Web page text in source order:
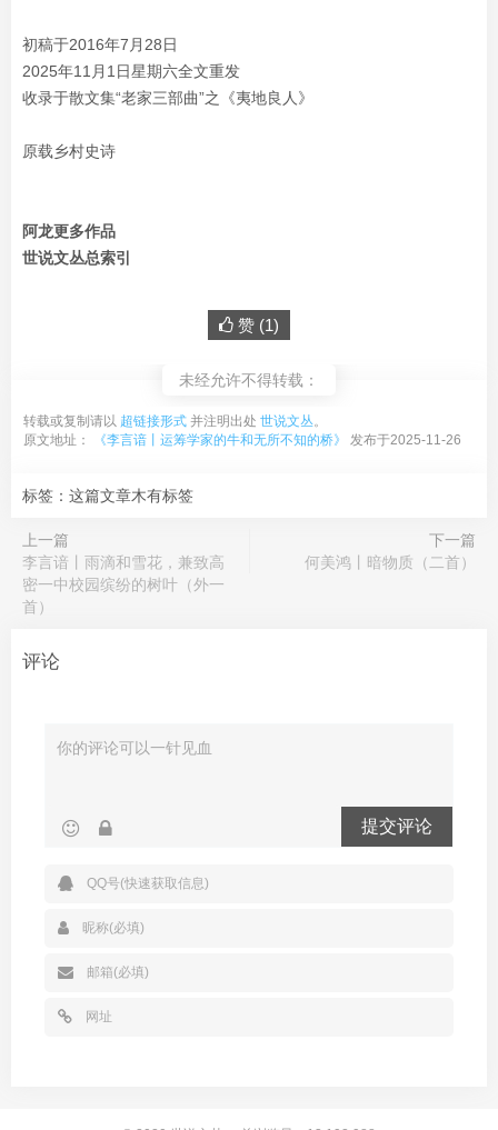
初稿于2016年7月28日
2025年11月1日星期六全文重发
收录于散文集“老家三部曲”之《夷地良人》
原载乡村史诗
阿龙更多作品
世说文丛总索引
赞 (1)
未经允许不得转载：
转载或复制请以 超链接形式 并注明出处 世说文丛。
原文地址：
《李言谙丨运筹学家的牛和无所不知的桥》 发布于2025-11-26
标签：这篇文章木有标签
上一篇
李言谙丨雨滴和雪花，兼致高
密一中校园缤纷的树叶（外一
首）
下一篇
何美鸿丨暗物质（二首）
评论
提交评论